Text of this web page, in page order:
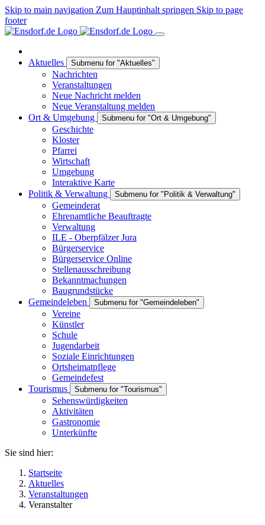
Skip to main navigation Zum Hauptinhalt springen Skip to page
footer
Aktuelles Submenu for "Aktuelles"
Nachrichten
Veranstaltungen
Neue Nachricht melden
Neue Veranstaltung melden
Ort & Umgebung
Submenu for "Ort & Umgebung"
Geschichte
Kloster
Pfarrei
Wirtschaft
Umgebung
Interaktive Karte
Politik & Verwaltung
Submenu for "Politik & Verwaltung"
Gemeinderat
Ehrenamtliche Beauftragte
Verwaltung
ILE - Oberpfälzer Jura
Bürgerservice
Bürgerservice Online
Stellenausschreibung
Bekanntmachungen
Baugrundstücke
Gemeindeleben
Submenu for "Gemeindeleben"
Vereine
Künstler
Schule
Jugendarbeit
Soziale Einrichtungen
Ortsheimatpflege
Gemeindefest
Tourismus
Submenu for "Tourismus"
Sehenswürdigkeiten
Aktivitäten
Gastronomie
Unterkünfte
Sie sind hier:
Startseite
Aktuelles
Veranstaltungen
Veranstalter